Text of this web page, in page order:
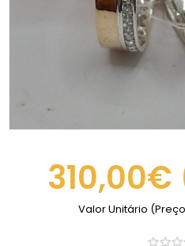
310,00€
Valor Unitário